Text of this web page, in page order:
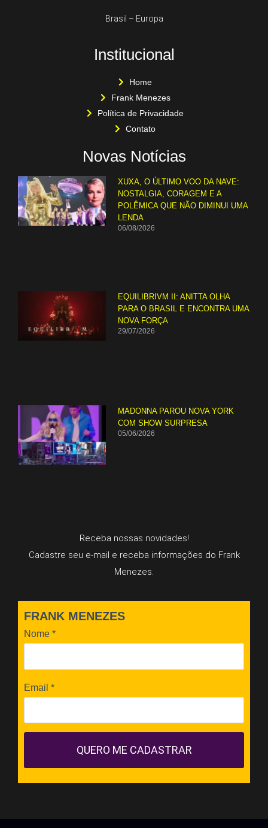
Brasil – Europa
Institucional
Home
Frank Menezes
Política de Privacidade
Contato
Novas Notícias
XUXA, O ÚLTIMO VOO DA NAVE:
NOSTALGIA, CORAGEM E A
POLÊMICA QUE NÃO DIMINUI UMA
LENDA
06/08/2026
EQUILIBRIVM II: ANITTA OLHA
PARA O BRASIL E ENCONTRA UMA
NOVA FORÇA
29/07/2026
MADONNA PAROU NOVA YORK
COM SHOW SURPRESA
05/06/2026
Receba nossas novidades!
Cadastre seu e-mail e receba informações do Frank
Menezes.
FRANK MENEZES
Nome *
Email *
QUERO ME CADASTRAR